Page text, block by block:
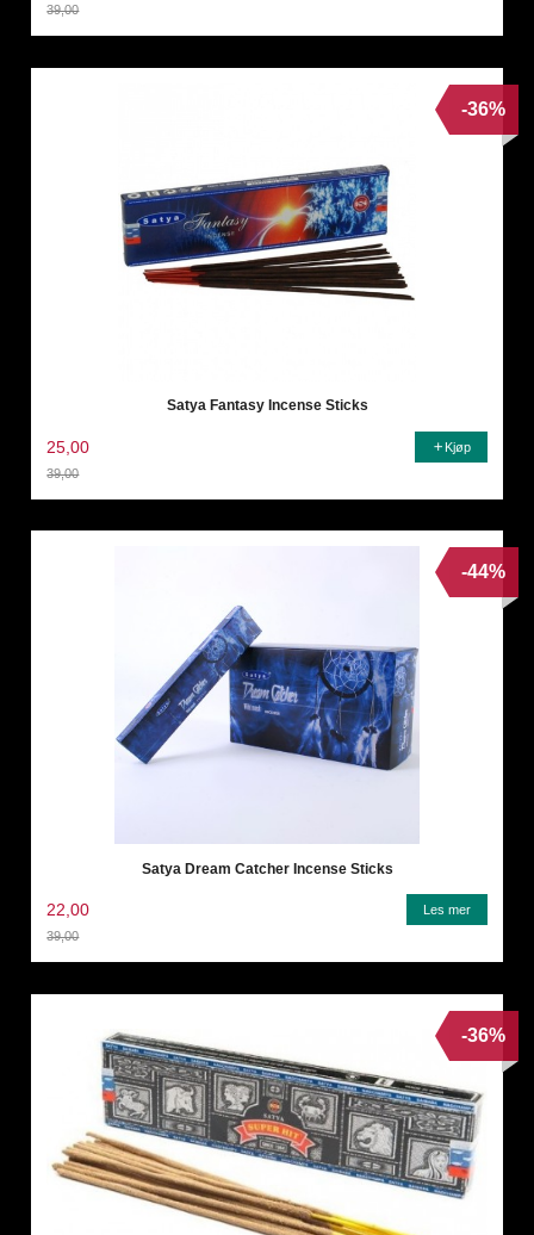
39,00
Rabatt
Satya Fantasy Incense Sticks
25,00
39,00
-36%
Kjøp
Satya Dream Catcher Incense Sticks
22,00
39,00
Rabatt
-44%
Les mer
-36%